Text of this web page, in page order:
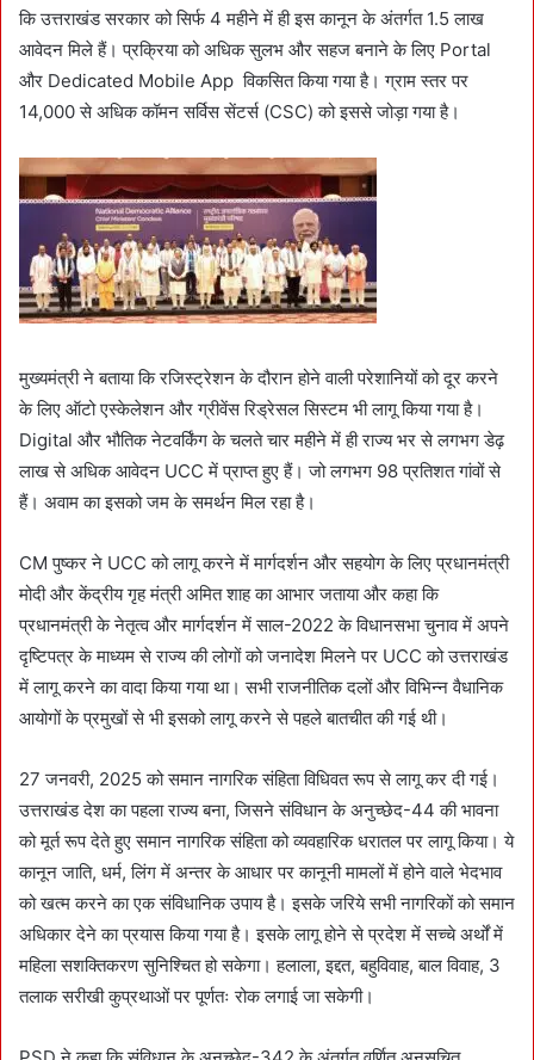
कि उत्तराखंड सरकार को सिर्फ 4 महीने में ही इस कानून के अंतर्गत 1.5 लाख
आवेदन मिले हैं। प्रक्रिया को अधिक सुलभ और सहज बनाने के लिए Portal
और Dedicated Mobile App विकसित किया गया है। ग्राम स्तर पर
14,000 से अधिक कॉमन सर्विस सेंटर्स (CSC) को इससे जोड़ा गया है।
मुख्यमंत्री ने बताया कि रजिस्ट्रेशन के दौरान होने वाली परेशानियों को दूर करने
के लिए ऑटो एस्केलेशन और ग्रीवेंस रिड्रेसल सिस्टम भी लागू किया गया है।
Digital और भौतिक नेटवर्किंग के चलते चार महीने में ही राज्य भर से लगभग डेढ़
लाख से अधिक आवेदन UCC में प्राप्त हुए हैं। जो लगभग 98 प्रतिशत गांवों से
हैं। अवाम का इसको जम के समर्थन मिल रहा है।
CM पुष्कर ने UCC को लागू करने में मार्गदर्शन और सहयोग के लिए प्रधानमंत्री
मोदी और केंद्रीय गृह मंत्री अमित शाह का आभार जताया और कहा कि
प्रधानमंत्री के नेतृत्व और मार्गदर्शन में साल-2022 के विधानसभा चुनाव में अपने
दृष्टिपत्र के माध्यम से राज्य की लोगों को जनादेश मिलने पर UCC को उत्तराखंड
में लागू करने का वादा किया गया था। सभी राजनीतिक दलों और विभिन्न वैधानिक
आयोगों के प्रमुखों से भी इसको लागू करने से पहले बातचीत की गई थी।
27 जनवरी, 2025 को समान नागरिक संहिता विधिवत रूप से लागू कर दी गई।
उत्तराखंड देश का पहला राज्य बना, जिसने संविधान के अनुच्छेद-44 की भावना
को मूर्त रूप देते हुए समान नागरिक संहिता को व्यवहारिक धरातल पर लागू किया। ये
कानून जाति, धर्म, लिंग में अन्तर के आधार पर कानूनी मामलों में होने वाले भेदभाव
को खत्म करने का एक संविधानिक उपाय है। इसके जरिये सभी नागरिकों को समान
अधिकार देने का प्रयास किया गया है। इसके लागू होने से प्रदेश में सच्चे अर्थों में
महिला सशक्तिकरण सुनिश्चित हो सकेगा। हलाला, इद्दत, बहुविवाह, बाल विवाह, 3
तलाक सरीखी कुप्रथाओं पर पूर्णतः रोक लगाई जा सकेगी।